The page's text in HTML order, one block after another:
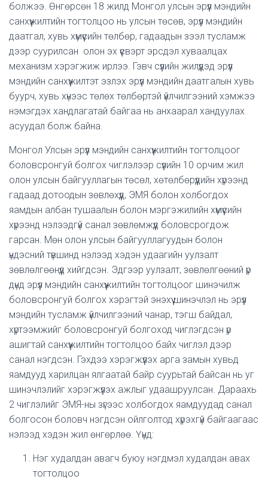
болжээ. Өнгөрсөн 18 жилд Монгол улсын эрүүл мэндийн
санхүүжилтийн тогтолцоо нь улсын төсөв, эрүүл мэндийн
даатгал, хувь хүмүүсийн төлбөр, гадаадын зээл тусламж
дээр суурилсан олон эх үүсвэрт эрсдэл хуваалцах
механизм хэрэгжиж ирлээ. Гэвч сүүлийн жилүүдэд эрүүл
мэндийн санхүүжилтэт эзлэх эрүүл мэндийн даатгалын хувь
буурч, хувь хүнээс төлөх төлбөртэй үйлчилгээний хэмжээ
нэмэгдэх хандлагатай байгаа нь анхаарал хандуулах
асуудал болж байна.
Монгол Улсын эрүүл мэндийн санхүүжилтийн тогтолцоог
боловсронгуй болгох чиглэлээр сүүлийн 10 орчим жил
олон улсын байгууллагын төсөл, хөтөлбөрүүдийн хүрээнд
гадаад дотоодын зөвлөхүүд, ЭМЯ болон холбогдох
яамдын албан тушаалын болон мэргэжилийн хүмүүсийн
хүрээнд нэлээдгүй санал зөвлөмжүүд боловсрогдож
гарсан. Мөн олон улсын байгууллагуудын болон
үндэсний түвшинд нэлээд хэдэн удаагийн уулзалт
зөвлөлгөөнүүд хийгдсэн. Эдгээр уулзалт, зөвлөлгөөний үр
дүнд эрүүл мэндийн санхүүжилтийн тогтолцоог шинэчилж
боловсронгуй болгох хэрэгтэй энэхүү шинэчлэл нь эрүүл
мэндийн тусламж үйлчилгээний чанар, тэгш байдал,
хүртээмжийг боловсронгуй болгоход чиглэгдсэн үр
ашигтай санхүүжилтийн тогтолцоо байх чиглэл дээр
санал нэгдсэн. Гэхдээ хэрэгжүүлэх арга замын хувьд
яамдууд харилцан ялгаатай байр суурьтай байсан нь уг
шинэчлэлийг хэрэгжүүлэх ажлыг удаашруулсан. Дараахь
2 чиглэлийг ЭМЯ-ны зүгээс холбогдох яамдуудад санал
болгосон боловч нэгдсэн ойлголтод хүрэхгүй байгаагаас
нэлээд хэдэн жил өнгөрлөө. Үүнд:
Нэг худалдан авагч буюу нэгдмэл худалдан авах
тогтолцоо